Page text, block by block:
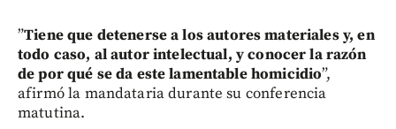
”Tiene que detenerse a los autores materiales y, en
todo caso, al autor intelectual, y conocer la razón
de por qué se da este lamentable homicidio”,
afirmó la mandataria durante su conferencia
matutina.